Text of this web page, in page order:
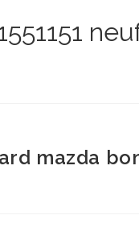
mazda